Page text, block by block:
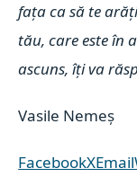
fațaca să te
tău, care este în
ascuns, îți va
Vasile Nemeș
FacebookXEmail